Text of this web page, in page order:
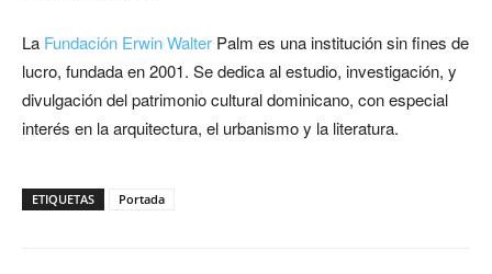
La Fundación Erwin Walter Palm es una institución sin fines de
lucro, fundada en 2001. Se dedica al estudio, investigación, y
divulgación del patrimonio cultural dominicano, con especial
interés en la arquitectura, el urbanismo y la literatura.
ETIQUETAS Portada